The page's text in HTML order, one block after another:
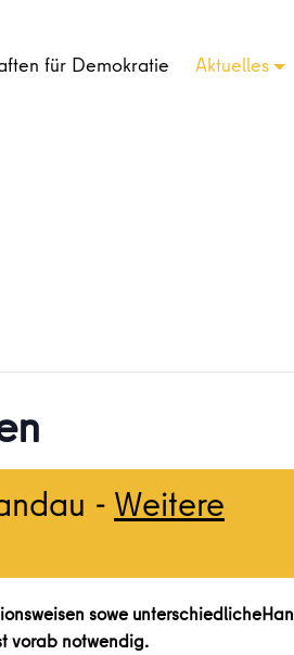
für Demokratie Aktuelles
- Weitere
sowe
vorab notwendig.